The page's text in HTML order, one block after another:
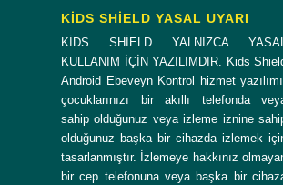
KİDS SHİELD YASAL UYARI
KİDS SHİELD YALNIZCA
KULLANIM İÇİN YAZILIMDIR. Kids
Android Ebeveyn Kontrol hizmet
çocuklarınızı bir akıllı telefonda
sahip olduğunuz veya izleme iznine
olduğunuz başka bir cihazda izlemek
tasarlanmıştır. İzlemeye hakkınız
bir cep telefonuna veya başka bir